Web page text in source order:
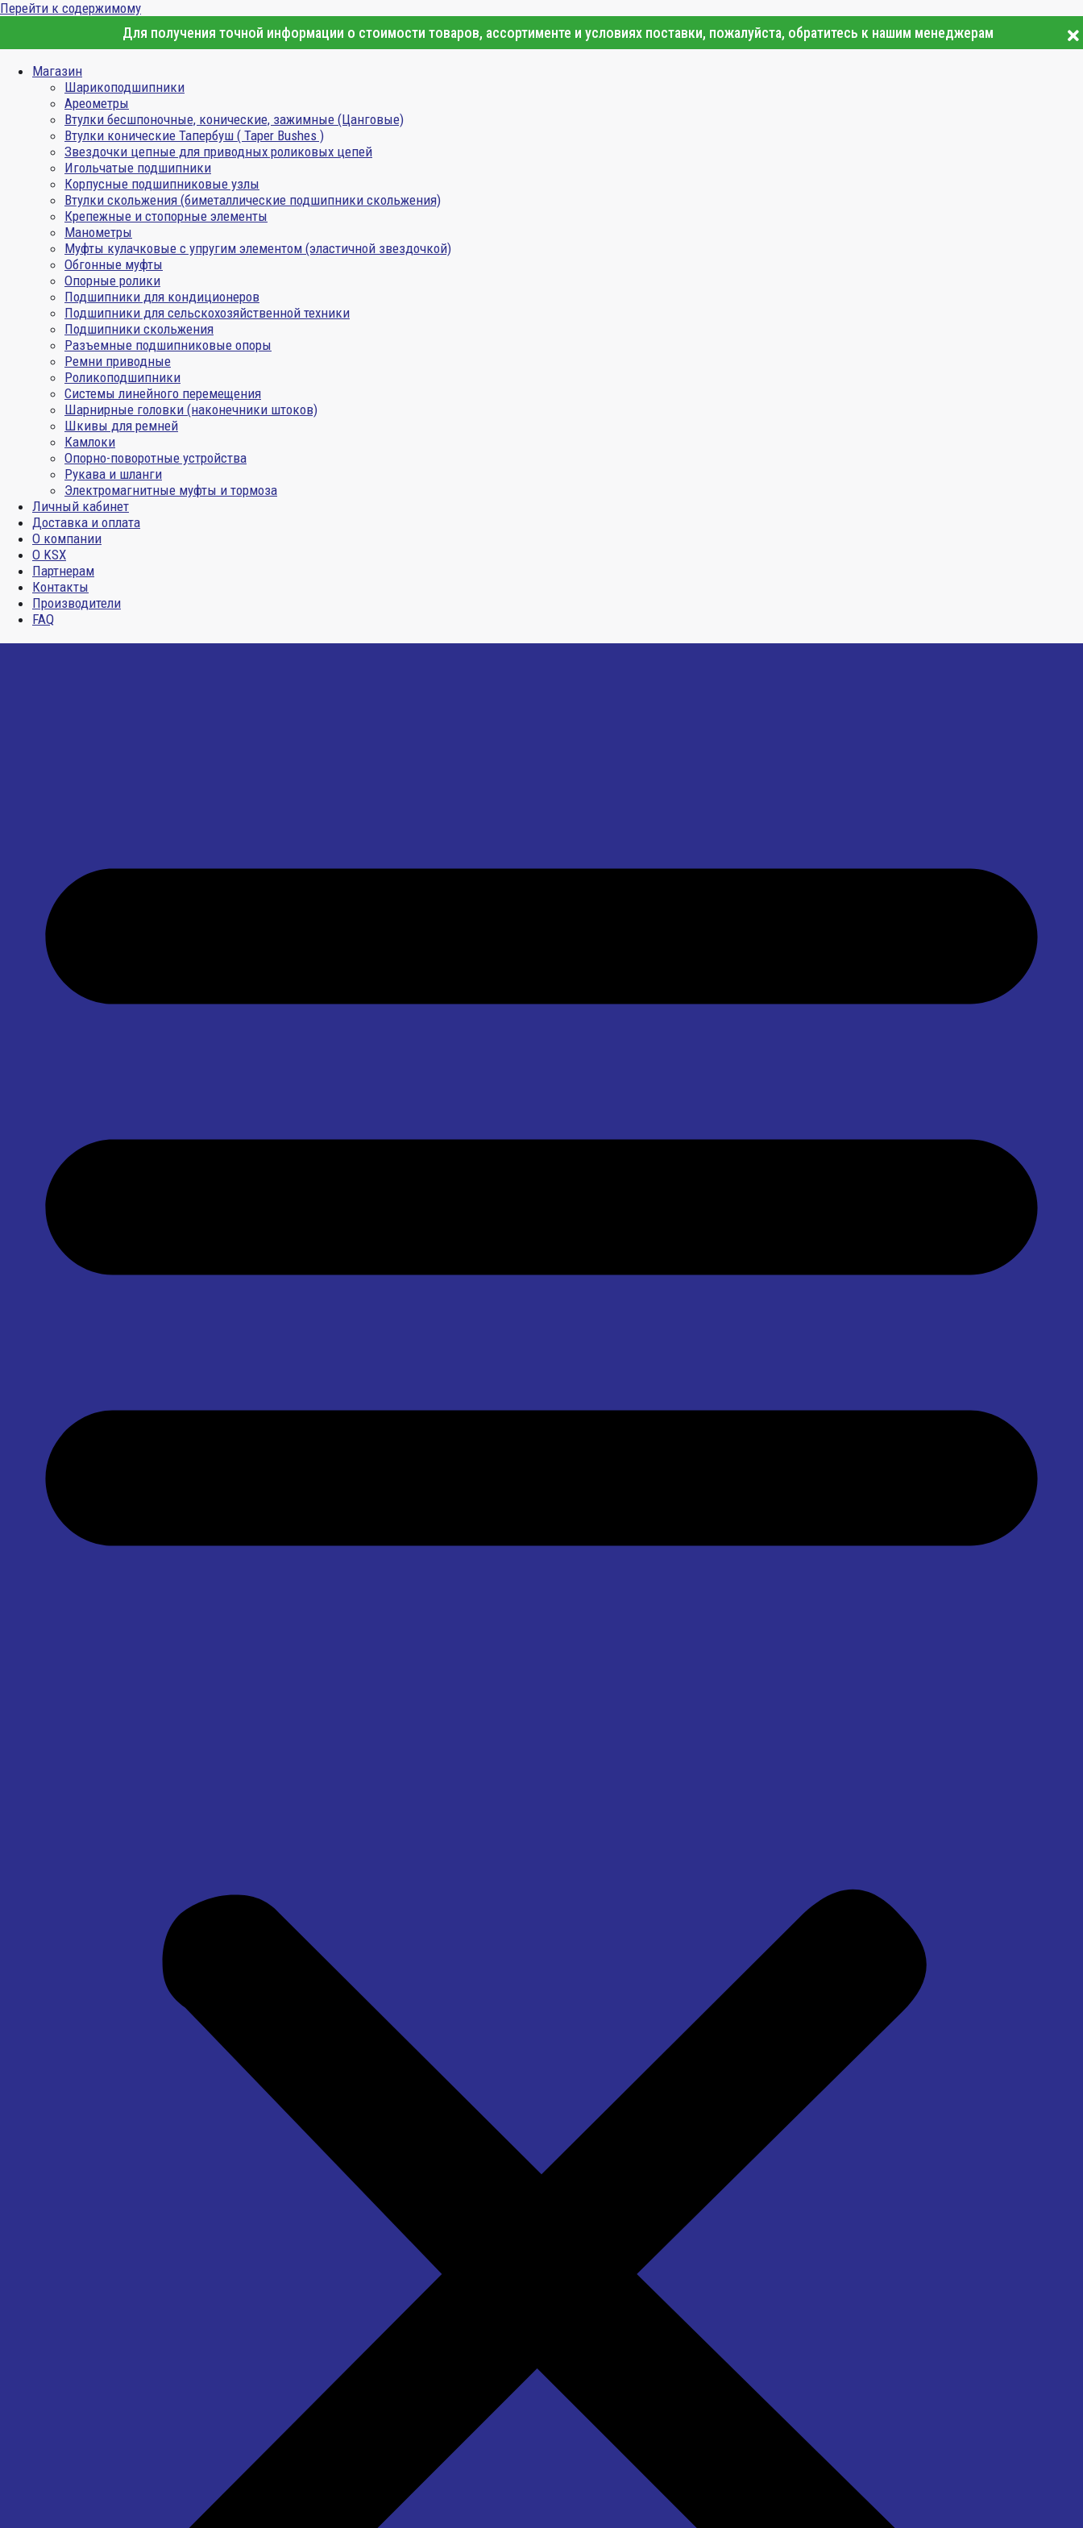
Перейти к содержимому
Для получения точной информации о стоимости товаров, ассортименте и условиях поставки, пожалуйста, обратитесь к нашим менеджерам
Магазин
Шарикоподшипники
Ареометры
Втулки бесшпоночные, конические, зажимные (Цанговые)
Втулки конические Тапербуш ( Taper Bushes )
Звездочки цепные для приводных роликовых цепей
Игольчатые подшипники
Корпусные подшипниковые узлы
Втулки скольжения (биметаллические подшипники скольжения)
Крепежные и стопорные элементы
Манометры
Муфты кулачковые с упругим элементом (эластичной звездочкой)
Обгонные муфты
Опорные ролики
Подшипники для кондиционеров
Подшипники для сельскохозяйственной техники
Подшипники скольжения
Разъемные подшипниковые опоры
Ремни приводные
Роликоподшипники
Системы линейного перемещения
Шарнирные головки (наконечники штоков)
Шкивы для ремней
Камлоки
Опорно-поворотные устройства
Рукава и шланги
Электромагнитные муфты и тормоза
Личный кабинет
Доставка и оплата
О компании
О KSX
Партнерам
Контакты
Производители
FAQ